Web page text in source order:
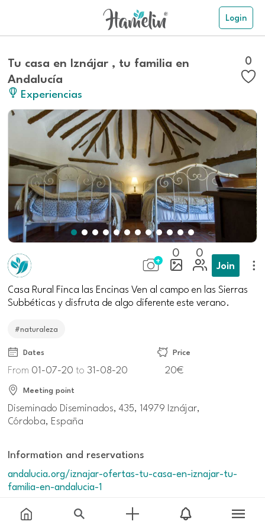
Login
Tu casa en Iznájar , tu familia en
Andalucía
Experiencias
0
0 0
Join
Casa Rural Finca las Encinas Ven al campo en las Sierras
Subbéticas y disfruta de algo diferente este verano.
#naturaleza
Dates
From 01-07-20to 31-08-20
Price
20€
Meeting point
Diseminado Diseminados, 435, 14979 Iznájar,
Córdoba, España
Information and reservations
andalucia.org/iznajar-ofertas-tu-casa-en-iznajar-tu-
familia-en-andalucia-1